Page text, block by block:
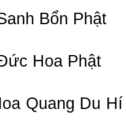
Bổn Phật
Hoa Phật
Quang Du Hí